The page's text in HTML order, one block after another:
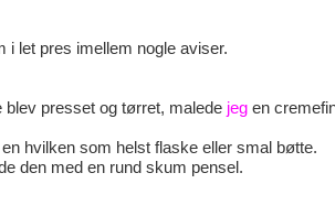
i let pres imellem nogle aviser.
blev presset og tørret, malede jeg en
hvilken som helst flaske eller smal bøtte.
den med en rund skum pensel.